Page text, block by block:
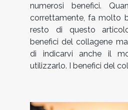
numerosi benefici.
correttamente, fa molto
resto di questo
benefici del collagene
di indicarvi anche il
utilizzarlo. I benefici del